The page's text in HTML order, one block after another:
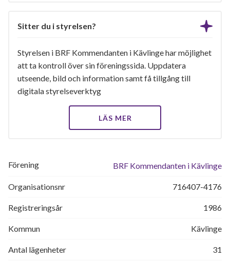
Sitter du i styrelsen?
Styrelsen i BRF Kommendanten i Kävlinge har möjlighet
att ta kontroll över sin föreningssida. Uppdatera
utseende, bild och information samt få tillgång till
digitala styrelseverktyg
LÄS MER
Förening BRF Kommendanten i Kävlinge
Organisationsnr 716407-4176
Registreringsår 1986
Kommun Kävlinge
Antal lägenheter 31